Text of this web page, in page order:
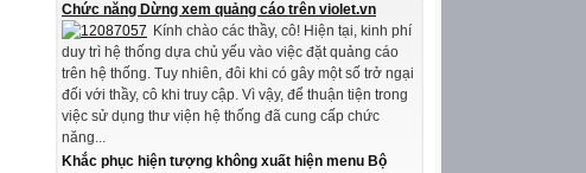
Chức năng Dừng xem quảng cáo trên violet.vn
Kính chào các thầy, cô! Hiện tại, kinh phí
duy trì hệ thống dựa chủ yếu vào việc đặt quảng cáo
trên hệ thống. Tuy nhiên, đôi khi có gây một số trở ngại
đối với thầy, cô khi truy cập. Vì vậy, để thuận tiện trong
việc sử dụng thư viện hệ thống đã cung cấp chức
năng...
Khắc phục hiện tượng không xuất hiện menu Bộ